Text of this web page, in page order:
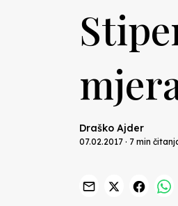
Draško Ajder
07.02.2017 · 7 min